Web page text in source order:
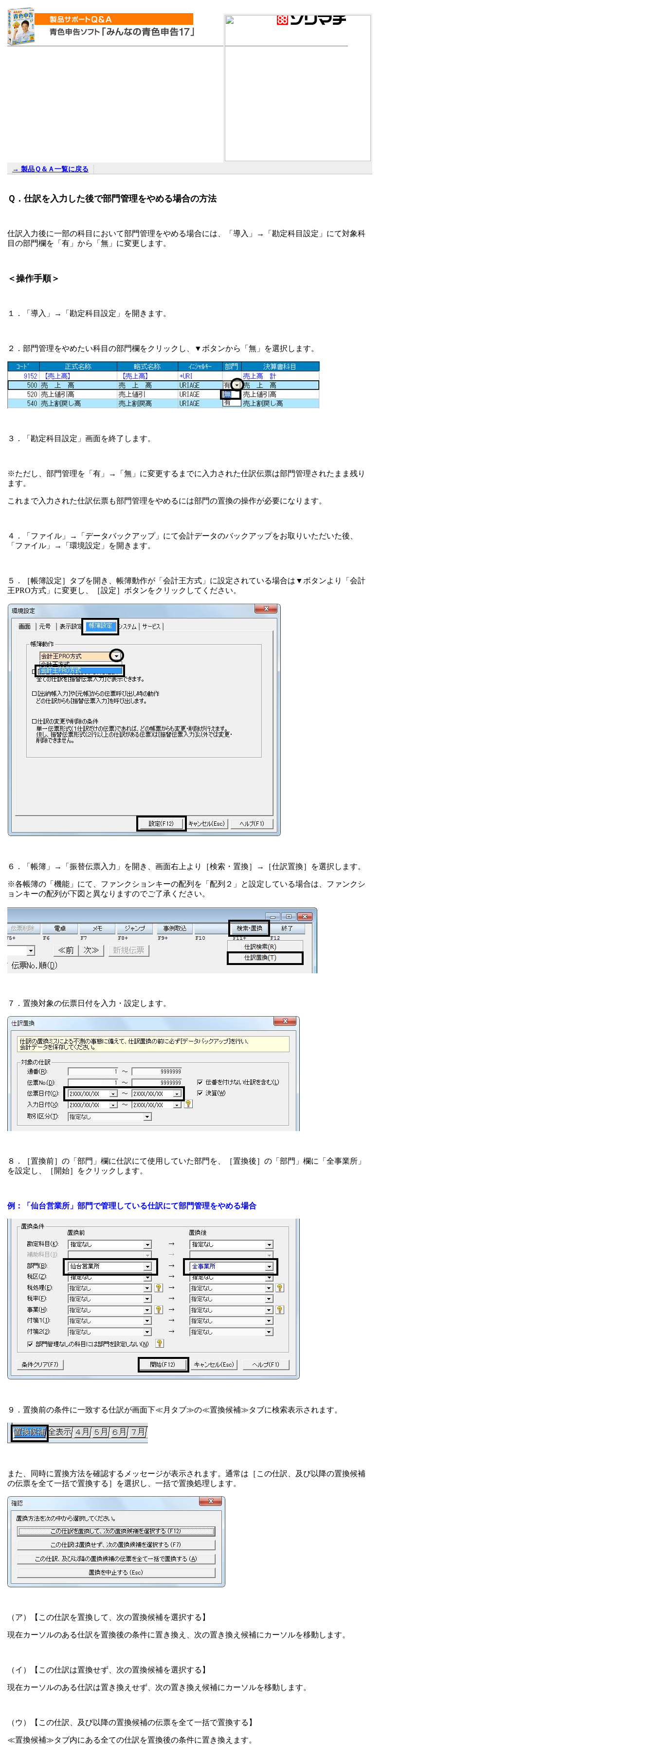
→ 製品Ｑ＆Ａ一覧に戻る
Ｑ．仕訳を入力した後で部門管理をやめる場合の方法
仕訳入力後に一部の科目において部門管理をやめる場合には、「導入」→「勘定科目設定」にて対象科
目の部門欄を「有」から「無」に変更します。
＜操作手順＞
１．「導入」→「勘定科目設定」を開きます。
２．部門管理をやめたい科目の部門欄をクリックし、▼ボタンから「無」を選択します。
３．「勘定科目設定」画面を終了します。
※ただし、部門管理を「有」→「無」に変更するまでに入力された仕訳伝票は部門管理されたまま残り
ます。
これまで入力された仕訳伝票も部門管理をやめるには部門の置換の操作が必要になります。
４．「ファイル」→「データバックアップ」にて会計データのバックアップをお取りいただいた後、
「ファイル」→「環境設定」を開きます。
５．［帳簿設定］タブを開き、帳簿動作が「会計王方式」に設定されている場合は▼ボタンより「会計
王PRO方式」に変更し、［設定］ボタンをクリックしてください。
６．「帳簿」→「振替伝票入力」を開き、画面右上より［検索・置換］→［仕訳置換］を選択します。
※各帳簿の「機能」にて、ファンクションキーの配列を「配列２」と設定している場合は、ファンクシ
ョンキーの配列が下図と異なりますのでご了承ください。
７．置換対象の伝票日付を入力・設定します。
８．［置換前］の「部門」欄に仕訳にて使用していた部門を、［置換後］の「部門」欄に「全事業所」
を設定し、［開始］をクリックします。
例：「仙台営業所」部門で管理している仕訳にて部門管理をやめる場合
９．置換前の条件に一致する仕訳が画面下≪月タブ≫の≪置換候補≫タブに検索表示されます。
また、同時に置換方法を確認するメッセージが表示されます。通常は［この仕訳、及び以降の置換候補
の伝票を全て一括で置換する］を選択し、一括で置換処理します。
（ア）【この仕訳を置換して、次の置換候補を選択する】
現在カーソルのある仕訳を置換後の条件に置き換え、次の置き換え候補にカーソルを移動します。
（イ）【この仕訳は置換せず、次の置換候補を選択する】
現在カーソルのある仕訳は置き換えせず、次の置き換え候補にカーソルを移動します。
（ウ）【この仕訳、及び以降の置換候補の伝票を全て一括で置換する】
≪置換候補≫タブ内にある全ての仕訳を置換後の条件に置き換えます。